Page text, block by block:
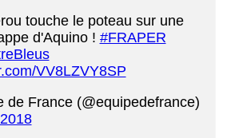
touche le poteau sur une
d'Aquino ! #FRAPER
VV8LZVY8SP
France (@equipedefrance)